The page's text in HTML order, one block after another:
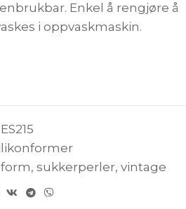
Enkel å rengjøre å
i oppvaskmaskin.
, sukkerperler, vintage